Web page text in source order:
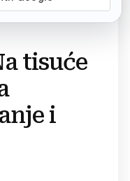
RS
tisuće
i